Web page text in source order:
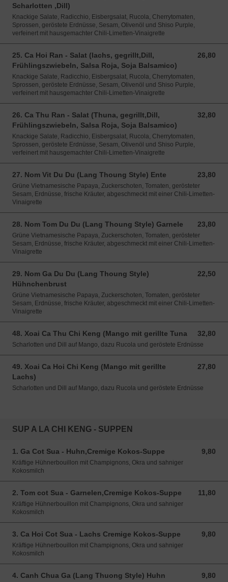
Scharlotten ,Dill)
Knackige Salate, Radicchio, Eisbergsalat, Rucola, Cherrytomaten,
Sprossen, geröstete Erdnüsse, Sesam, Olivenöl und Shiso Purple,
verfeinert mit hausgemachter Chili-Limetten-Vinaigrette
25. Ca Hoi Ran - Salat (lachs, gegrillt,Dill,
Frühlingszwiebeln, Salsa Roja, Soja Balsamico)
26,80
26,80 EUR
Knackige Salate, Radicchio, Eisbergsalat, Rucola, Cherrytomaten,
Sprossen, geröstete Erdnüsse, Sesam, Olivenöl und Shiso Purple,
verfeinert mit hausgemachter Chili-Limetten-Vinaigrette
26. Ca Thu Ran - Salat (Thuna, gegrillt,Dill,
Frühlingszwiebeln, Salsa Roja, Soja Balsamico)
32,80
32,80 EUR
Knackige Salate, Radicchio, Eisbergsalat, Rucola, Cherrytomaten,
Sprossen, geröstete Erdnüsse, Sesam, Olivenöl und Shiso Purple,
verfeinert mit hausgemachter Chili-Limetten-Vinaigrette
27. Nom Vit Du Du (Lang Thoung Style) Ente 23,80
23,80 EUR
Grüne Vietnamesische Papaya, Zuckerschoten, Tomaten, gerösteter
Sesam, Erdnüsse, frische Kräuter, abgeschmeckt mit einer Chili-Limetten-
Vinaigrette
28. Nom Tom Du Du (Lang Thoung Style) Garnele 23,80
23,80 EUR
Grüne Vietnamesische Papaya, Zuckerschoten, Tomaten, gerösteter
Sesam, Erdnüsse, frische Kräuter, abgeschmeckt mit einer Chili-Limetten-
Vinaigrette
29. Nom Ga Du Du (Lang Thoung Style)
Hühnchenbrust
22,50
22,50 EUR
Grüne Vietnamesische Papaya, Zuckerschoten, Tomaten, gerösteter
Sesam, Erdnüsse, frische Kräuter, abgeschmeckt mit einer Chili-Limetten-
Vinaigrette
48. Xoai Ca Thu Chi Keng (Mango mit gerillte Tuna 32,80
32,80 EUR
Scharlotten und Dill auf Mango, dazu Rucola und geröstete Erdnüsse
49. Xoai Ca Hoi Chi Keng (Mango mit gerillte
Lachs)
27,80
27,80 EUR
Scharlotten und Dill auf Mango, dazu Rucola und geröstete Erdnüsse
SUP A LA CHI KENG - SUPPEN
1. Ga Cot Sua - Huhn,Cremige Kokos-Suppe 9,80
9,80 EUR
Kräftige Hühnerbouillon mit Champignons, Okra und sahniger
Kokosmilch
2. Tom cot Sua - Garnelen,Cremige Kokos-Suppe 11,80
11,80 EUR
Kräftige Hühnerbouillon mit Champignons, Okra und sahniger
Kokosmilch
3. Ca Hoi Cot Sua - Lachs Cremige Kokos-Suppe 9,80
9,80 EUR
Kräftige Hühnerbouillon mit Champignons, Okra und sahniger
Kokosmilch
4. Canh Chua Ga (Lang Thuong Style) Huhn 9,80
9,80 EUR